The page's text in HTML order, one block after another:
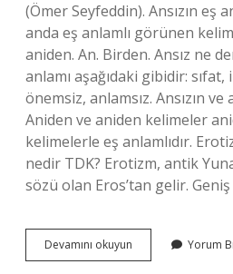
(Ömer Seyfeddin). Ansızın eş
anda eş anlamlı görünen
aniden. An. Birden. Ansız ne
anlamı aşağıdaki gibidir: sıfat,
önemsiz, anlamsız. Ansızın ve
Aniden ve aniden kelimeler
kelimelerle eş anlamlıdır.
nedir TDK? Erotizm, antik
sözü olan Eros’tan gelir.
Devamını okuyun Birdenbire
Ansızın
Yorum